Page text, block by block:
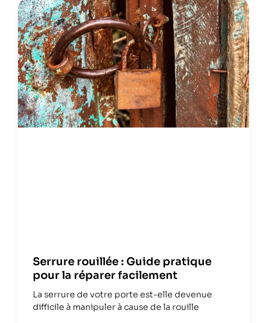
Serrure rouillée : Guide pratique
pour la réparer facilement
La serrure de votre porte est-elle devenue
difficile à manipuler à cause de la rouille